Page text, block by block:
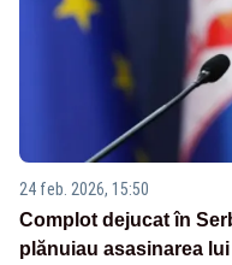
24 feb. 2026, 15:50
Complot dejucat în
plănuiau asasinarea